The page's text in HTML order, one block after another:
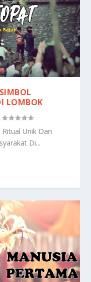
LOMBOK
Unik Dan
Di...